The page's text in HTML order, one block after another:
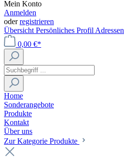
Mein Konto
Anmelden
oderregistrieren
Übersicht Persönliches Profil Adressen
0,00 €*
Home
Sonderangebote
Produkte
Kontakt
Über uns
Zur Kategorie Produkte